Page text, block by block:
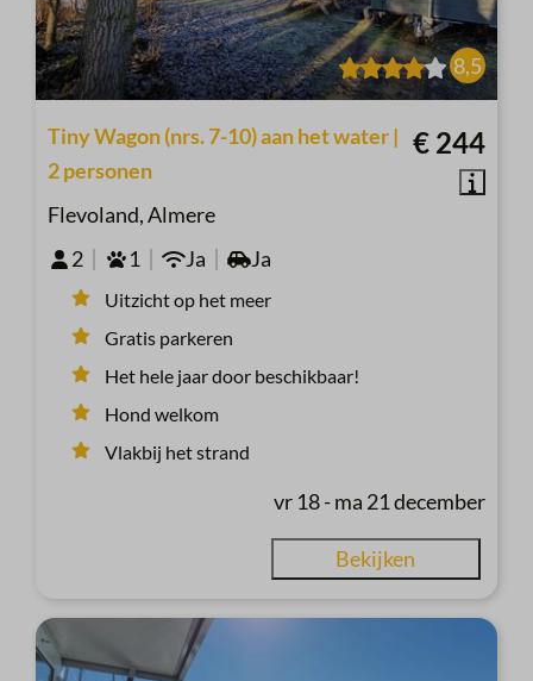
8,5
€ 244
Tiny Wagon (nrs. 7-10) aan het water |
2 personen
Flevoland, Almere
2
1 Ja Ja
Uitzicht op het meer
Gratis parkeren
Het hele jaar door beschikbaar!
Hond welkom
Vlakbij het strand
vr 18 - ma 21 december
Bekijken